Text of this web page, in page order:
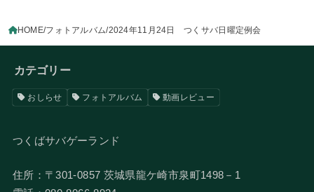
HOME フォトアルバム 2024年11月24日 つくサバ日曜定例会
カテゴリー
おしらせ フォトアルバム 動画レビュー
つくばサバゲーランド
住所：〒301-0857 茨城県龍ケ崎市泉町1498－1